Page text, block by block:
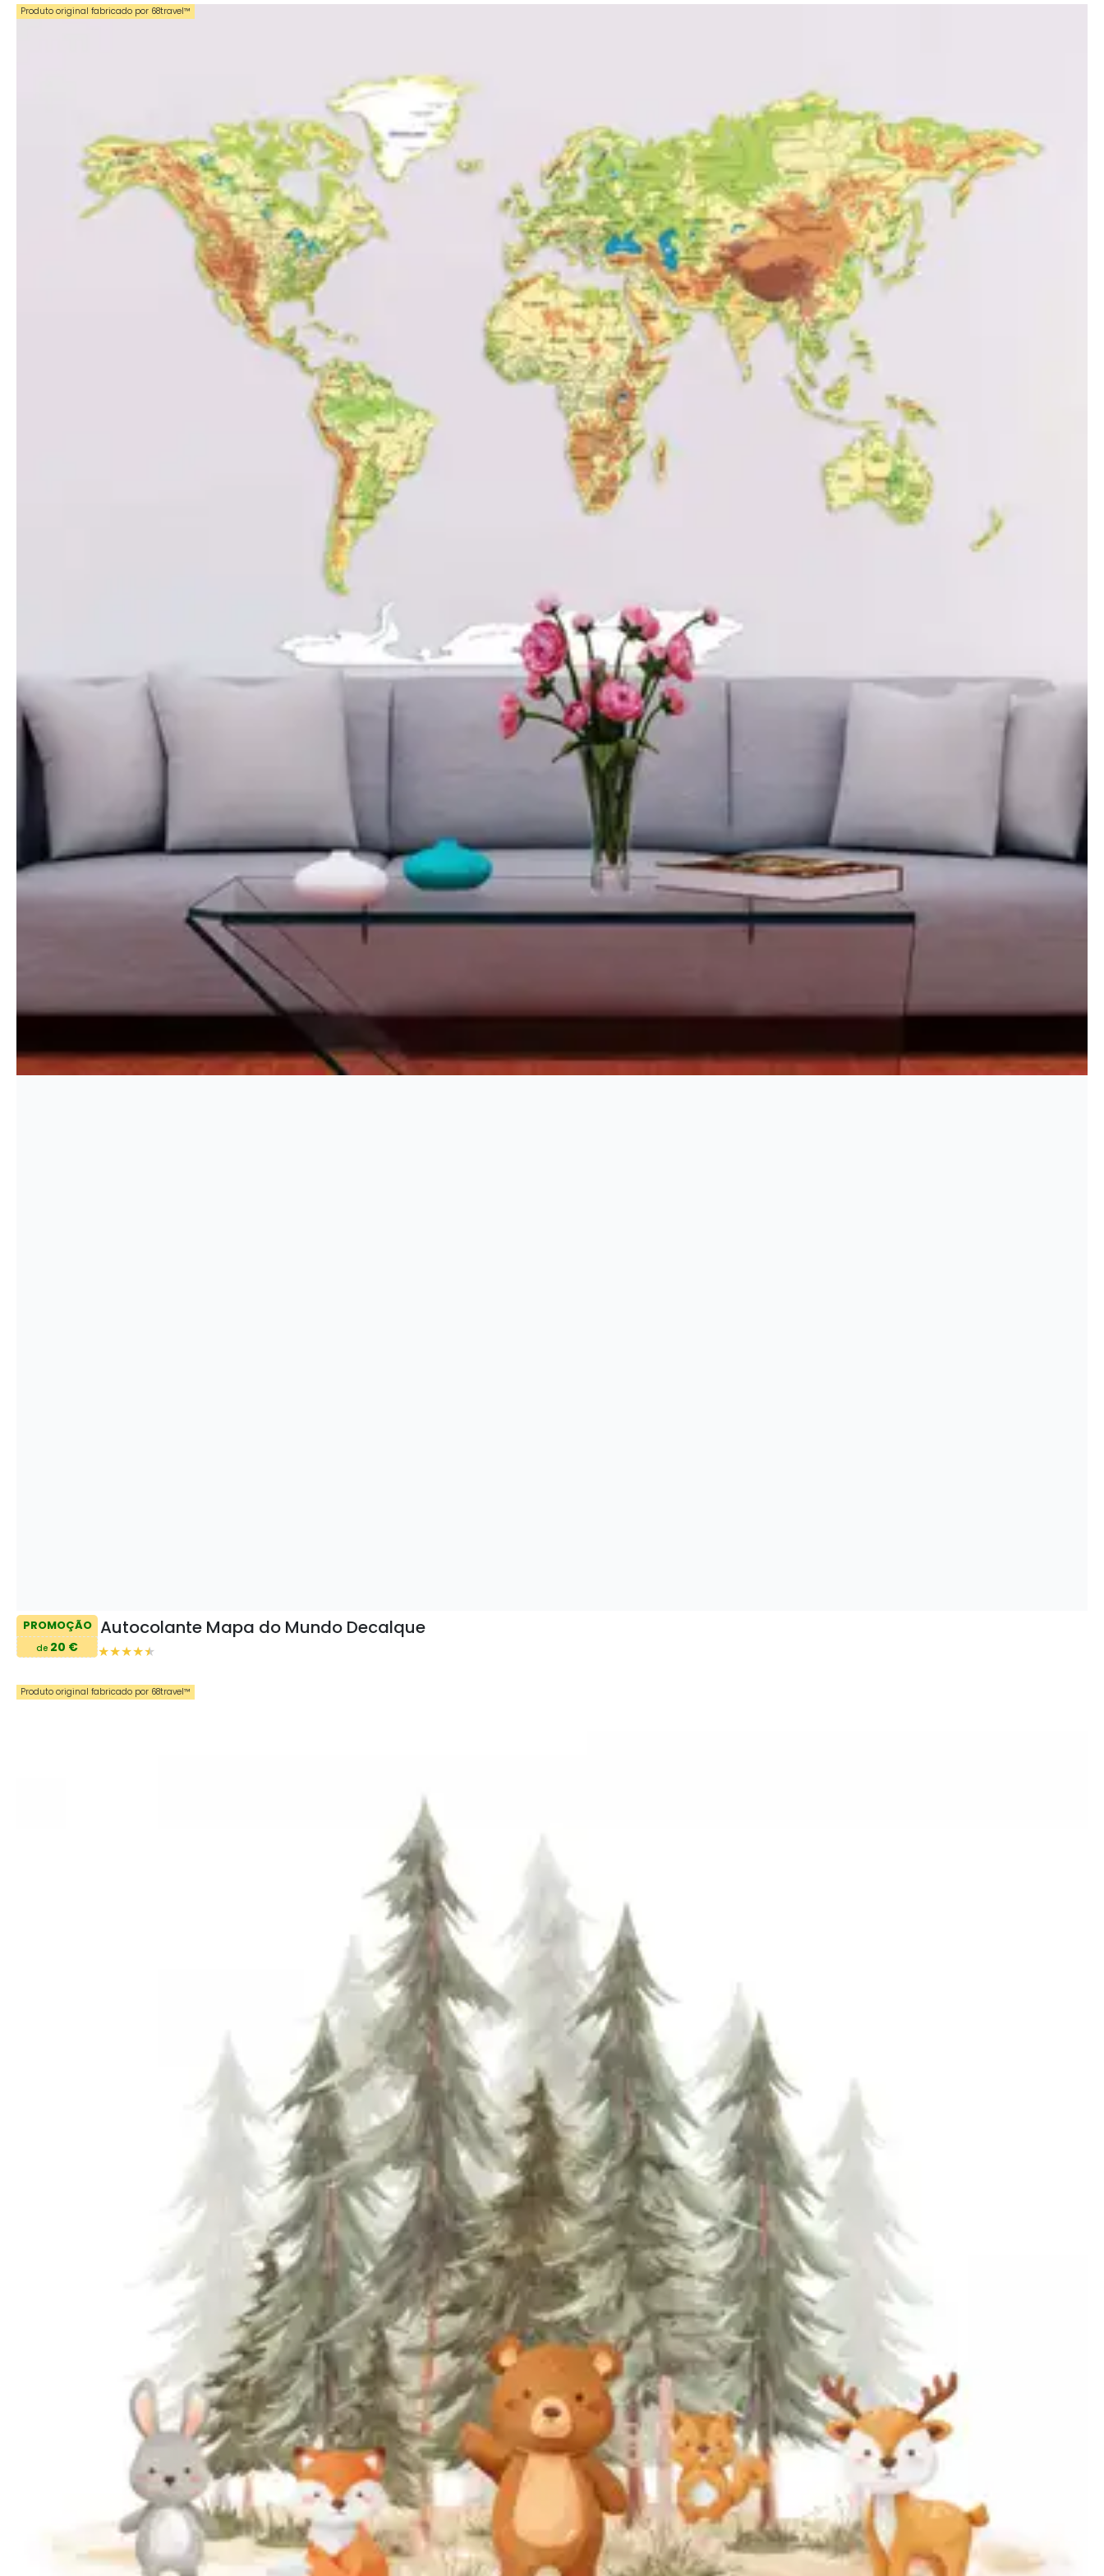
PROMOÇÃO
de 20 €
Autocolante Mapa do Mundo Decalque
Produto original fabricado por 68travel™️
Produto original fabricado por 68travel™️